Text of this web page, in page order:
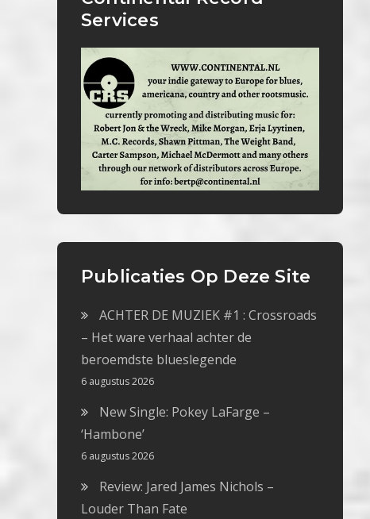
Services
Publicaties Op Deze Site
ACHTER DE MUZIEK #1 : Crossroads
– Het ware verhaal achter de
beroemdste blueslegende
6 augustus 2026
New Single: Pokey LaFarge –
‘Hambone’
6 augustus 2026
Review: Jared James Nichols –
Louder Than Fate